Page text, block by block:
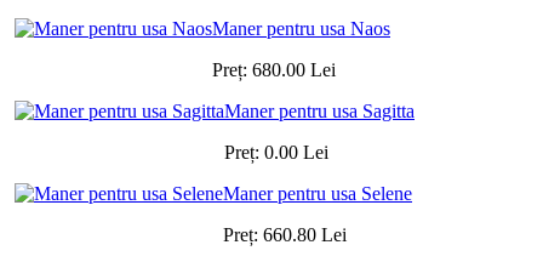
Maner pentru usa Naos
Preț: 680.00 Lei
Maner pentru usa Sagitta
Preț: 0.00 Lei
Maner pentru usa Selene
Preț: 660.80 Lei